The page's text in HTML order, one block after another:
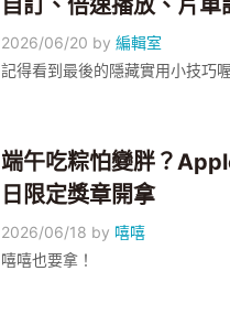
2026/06/20 by編輯室
記得看到最後的隱藏實用小技巧喔
端午吃粽怕變胖？
日限定獎章開拿
2026/06/18 by 嘻嘻
嘻嘻也要拿！